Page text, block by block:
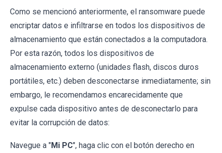
Como se mencionó anteriormente, el ransomware puede
encriptar datos e infiltrarse en todos los dispositivos de
almacenamiento que están conectados a la computadora.
Por esta razón, todos los dispositivos de
almacenamiento externo (unidades flash, discos duros
portátiles, etc.) deben desconectarse inmediatamente; sin
embargo, le recomendamos encarecidamente que
expulse cada dispositivo antes de desconectarlo para
evitar la corrupción de datos:
Navegue a "Mi PC", haga clic con el botón derecho en